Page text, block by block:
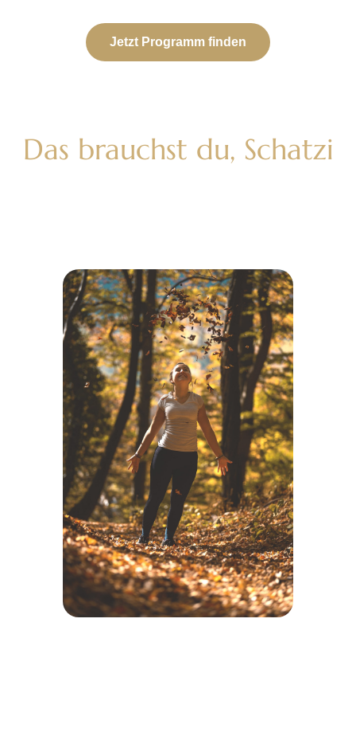
Jetzt Programm finden
Das brauchst du, Schatzi